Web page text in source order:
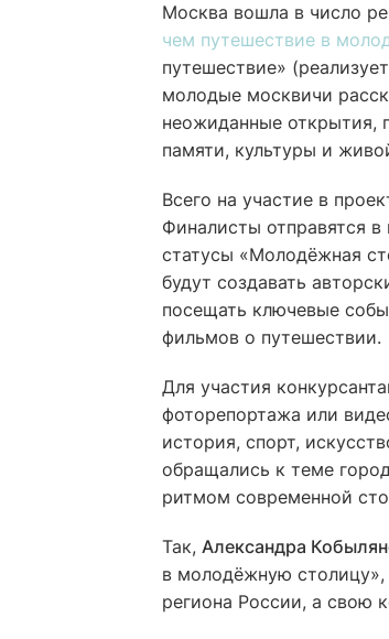
Москва вошла в число
чем путешествие в
путешествие»
молодые москвичи
неожиданные открытия,
памяти, культуры и
Всего на участие в
Финалисты отправятся
статусы «Молодёжная
будут создавать
посещать ключевые
фильмов о путешествии.
Для участия
фоторепортажа или
история, спорт,
обращались к теме
ритмом современной
Так, Александра
в молодёжную столицу»,
региона России, а свою